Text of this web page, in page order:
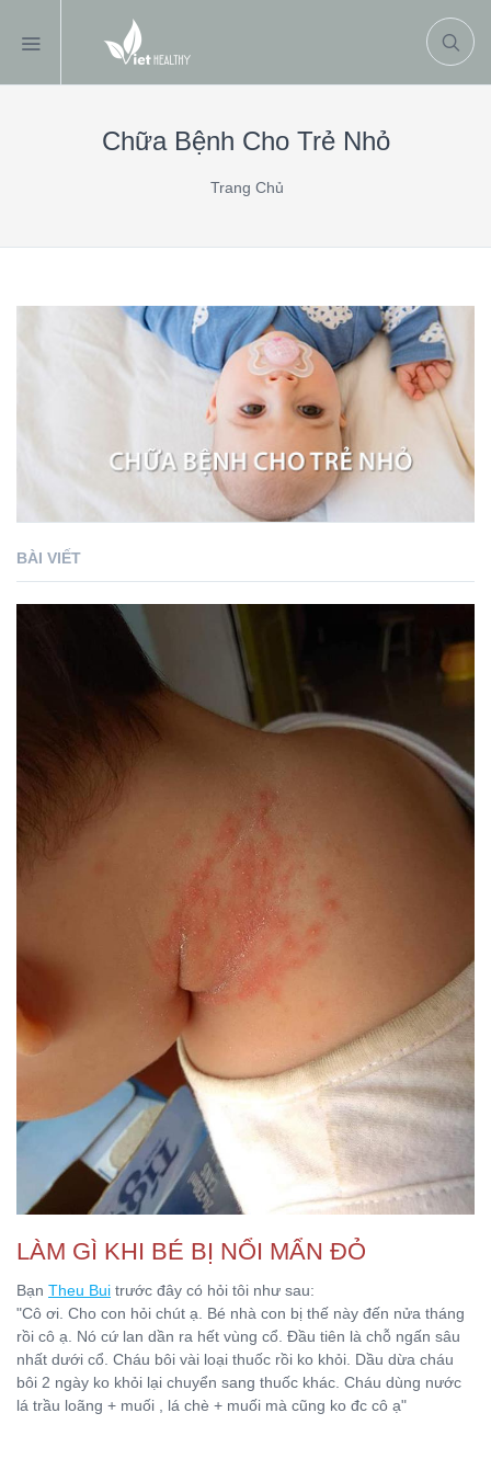
Chữa Bệnh Cho Trẻ Nhỏ
Trang Chủ
BÀI VIẾT
LÀM GÌ KHI BÉ BỊ NỔI MẨN ĐỎ
Bạn Theu Bui trước đây có hỏi tôi như sau:
"Cô ơi. Cho con hỏi chút ạ. Bé nhà con bị thế này đến nửa tháng
rồi cô ạ. Nó cứ lan dần ra hết vùng cổ. Đầu tiên là chỗ ngấn sâu
nhất dưới cổ. Cháu bôi vài loại thuốc rồi ko khỏi. Dầu dừa cháu
bôi 2 ngày ko khỏi lại chuyển sang thuốc khác. Cháu dùng nước
lá trầu loãng + muối , lá chè + muối mà cũng ko đc cô ạ"